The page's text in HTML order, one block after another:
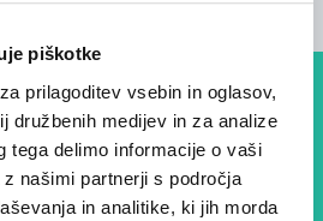
piškotke
prilagoditev vsebin in oglasov,
družbenih medijev in za analize
tega delimo informacije o vaši
našimi partnerji s področja
in analitike, ki jih morda
in zgodbe iz
kulture
na naš novičnik